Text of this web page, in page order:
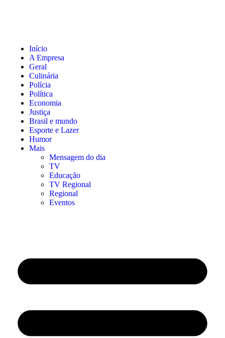
Início
A Empresa
Geral
Culinária
Polícia
Política
Economia
Justiça
Brasil e mundo
Esporte e Lazer
Humor
Mais
Mensagem do dia
TV
Educação
TV Regional
Regional
Eventos